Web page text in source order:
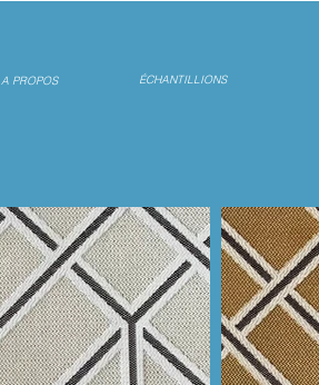
A PROPOS ÉCHANTILLIONS